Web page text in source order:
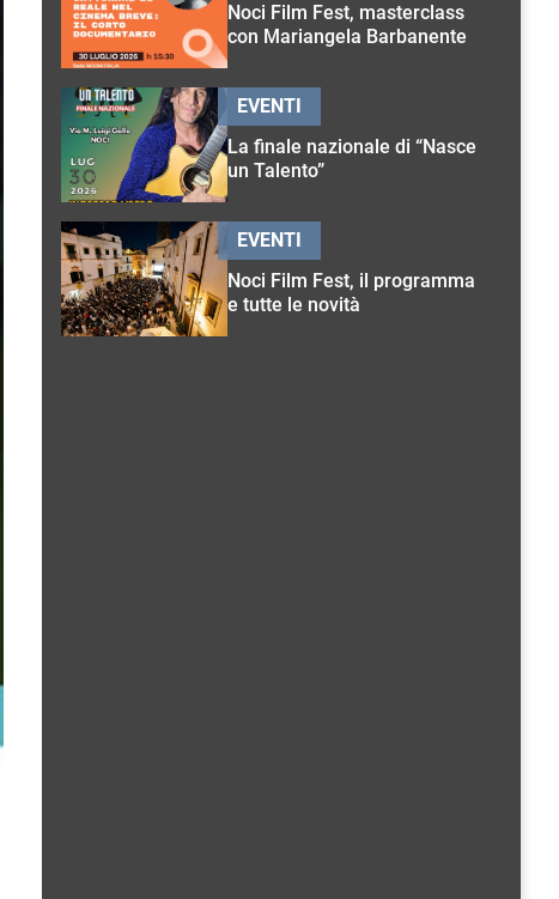
Noci Film Fest, masterclass
con Mariangela Barbanente
La finale nazionale di “Nasce
un Talento”
EVENTI
Noci Film Fest, il programma
e tutte le novità
EVENTI